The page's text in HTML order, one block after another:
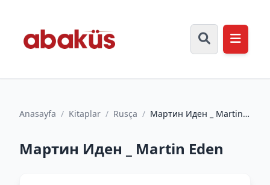
Anasayfa / Kitaplar / Rusça / Мартин Иден _ Martin
Мартин Иден _ Martin Eden